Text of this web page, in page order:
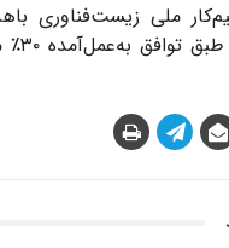
ملی زیست‌فناوری